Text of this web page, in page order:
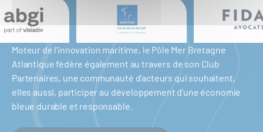
Moteur de l'innovation maritime, le Pôle Mer Bretagne
Atlantique fédère également au travers de son Club
Partenaires, une communauté d'acteurs qui souhaitent,
elles aussi, participer au développement d'une économie
bleue durable et responsable.